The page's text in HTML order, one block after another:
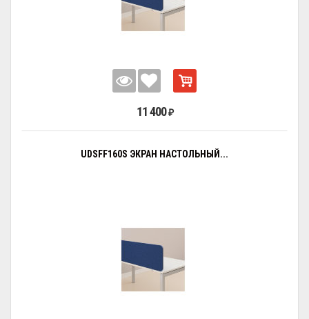
11 400 ₽
UDSFF160S ЭКРАН НАСТОЛЬНЫЙ...